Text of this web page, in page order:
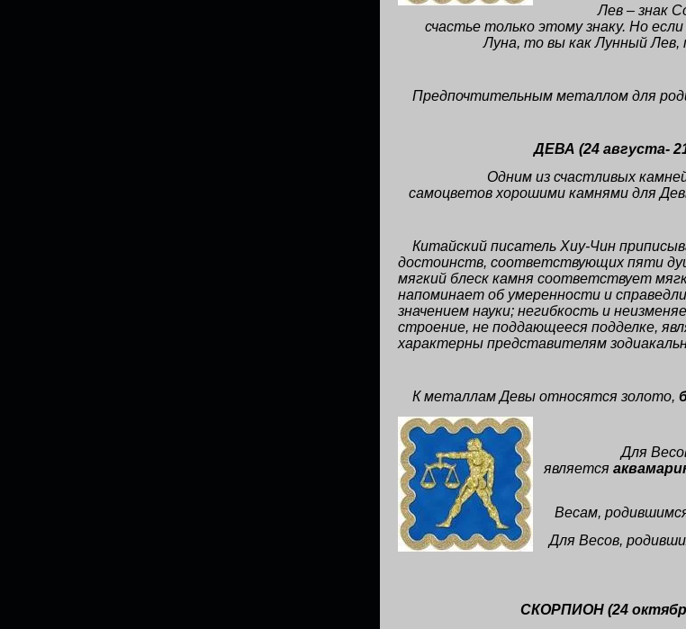
Лев – знак
счастье только этому знаку. Но
Луна, то вы как Лунный
Предпочтительным металлом для
ДЕВА (24 августа-
Одним из счастливых
самоцветов хорошими камнями для
Китайский писатель Хиу-Чин
достоинств, соответствующих пяти
мягкий блеск камня соответствует
напоминает об умеренности и
значением науки; негибкость и
строение, не поддающееся подделке,
характерны представителям
К металлам Девы относятся золото,
Для
является
Весам,
Для Весов,
СКОРПИОН (24